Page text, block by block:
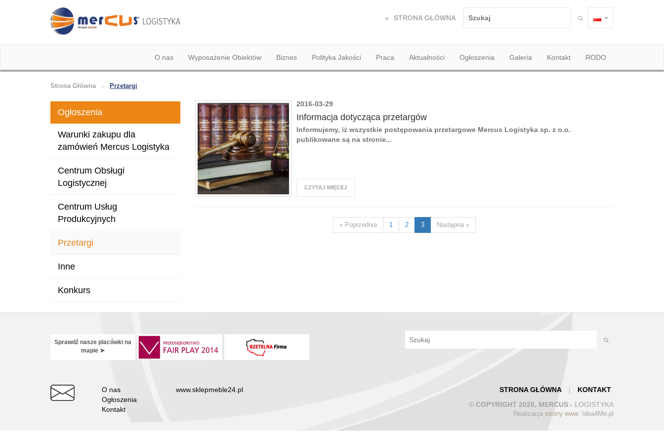
STRONA GŁÓWNA
O nas Wyposażenie Obiektów Biznes Polityka Jakości Praca Aktualności Ogłoszenia Galeria Kontakt RODO
Strona Główna Przetargi
Ogłoszenia
Warunki zakupu dla
zamówień Mercus Logistyka
Centrum Obsługi
Logistycznej
Centrum Usług
Produkcyjnych
Przetargi
Inne
Konkurs
2016-03-29
Informacja dotycząca przetargów
Informujemy, iż wszystkie postępowania przetargowe Mercus Logistyka sp. z o.o.
publikowane są na stronie...
CZYTAJ WIĘCEJ
« Poprzednia 1 2 3 Następna »
Sprawdź nasze placówki na
mapie ➤
O nas
Ogłoszenia
Kontakt
www.sklepmeble24.pl STRONA GŁÓWNA |
KONTAKT
© COPYRIGHT 2026, MERCUS - LOGISTYKA
Realizacja strony www: Idea4Me.pl